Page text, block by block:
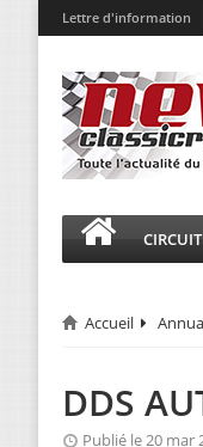
Lettre d'information
CIRCUIT
Accueil
DDS
Publié le 20 mar